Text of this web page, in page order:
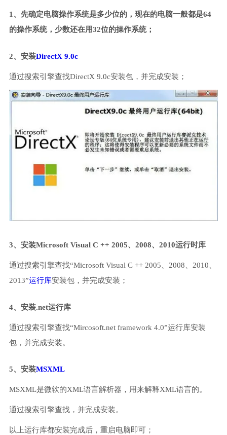
1、先确定电脑操作系统是多少位的，现在的电脑一般都是64
的操作系统，少数还在用32位的操作系统；
2、安装DirectX 9.0c
通过搜索引擎查找DirectX 9.0c安装包，并完成安装；
3、安装Microsoft Visual C ++ 2005、2008、2010运行时库
通过搜索引擎查找“Microsoft Visual C ++ 2005、2008、2010、
2013”运行库安装包，并完成安装；
4、安装.net运行库
通过搜索引擎查找“Mircosoft.net framework 4.0”运行库安装
包，并完成安装。
5、安装MSXML
MSXML是微软的XML语言解析器，用来解释XML语言的。
通过搜索引擎查找，并完成安装。
以上运行库都安装完成后，重启电脑即可；